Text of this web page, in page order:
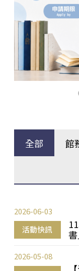
全部 館
活動快訊
2026-06-03
2026-05-08